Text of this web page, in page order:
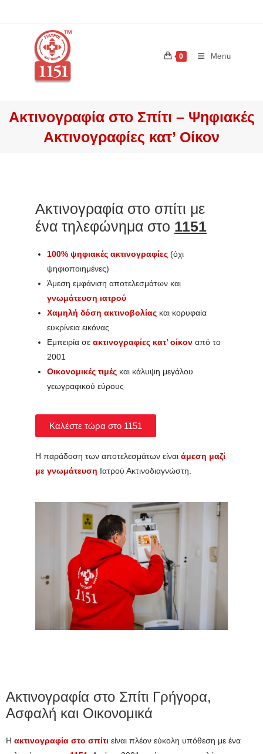
0 Menu
Ακτινογραφία στο Σπίτι – Ψηφιακές
Ακτινογραφίες κατ’ Οίκον
Ακτινογραφία στο σπίτι με
ένα τηλεφώνημα στο 1151
100% ψηφιακές ακτινογραφίες (όχι
ψηφιοποιημένες)
Άμεση εμφάνιση αποτελεσμάτων και
γνωμάτευση ιατρού
Χαμηλή δόση ακτινοβολίας και κορυφαία
ευκρίνεια εικόνας
Εμπειρία σε ακτινογραφίες κατ’ οίκον από το
2001
Οικονομικές τιμές και κάλυψη μεγάλου
γεωγραφικού εύρους
Καλέστε τώρα στο 1151
Η παράδοση των αποτελεσμάτων είναι άμεση μαζί
με γνωμάτευση Ιατρού Ακτινοδιαγνώστη.
Ακτινογραφία στο Σπίτι Γρήγορα,
Ασφαλή και Οικονομικά
Η ακτινογραφία στο σπίτι είναι πλέον εύκολη υπόθεση με ένα